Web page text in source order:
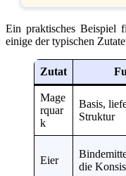
Ein praktisches Beispiel
einige der typischen
Zutat
Mage
rquar
k
Basis,
Struktur
Eier
die